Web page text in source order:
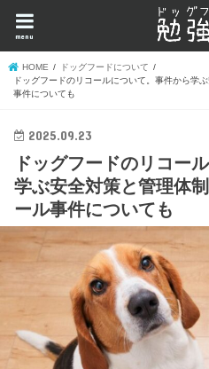
menu
HOME
ドッグフードについて
ドッグフードのリコールについて。事件から学
事件についても
2025.09.23
ドッグフードのリコー
学ぶ安全対策と管理体
ール事件についても